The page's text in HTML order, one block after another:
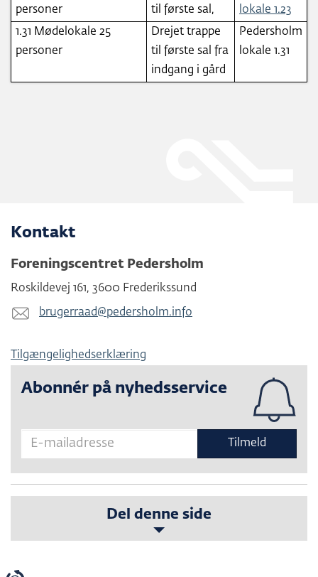
personer
til første sal,
lokale 1.23
1.31 Mødelokale 25
personer
Drejet trappe
til første sal fra
indgang i gård
Pedersholm
lokale 1.31
Kontakt
Foreningscentret Pedersholm
Roskildevej 161, 3600 Frederikssund
brugerraad@​pedersholm.info
Tilgængelighedserklæring
Abonnér på nyhedsservice
Tilmeld
Del denne side